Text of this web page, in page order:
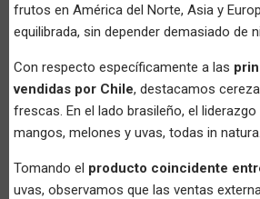
frutos en América del Norte, Asia y
equilibrada, sin depender demasiado de
Con respecto específicamente a las
vendidas por Chile, destacamos
frescas. En el lado brasileño, el
mangos, melones y uvas, todas in natura.
Tomando el producto coincidente
uvas, observamos que las ventas